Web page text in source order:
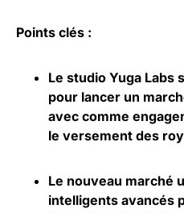
Points clés :
Le studio Yuga Labs
pour lancer un
avec comme
le versement des
Le nouveau marché
intelligents avancés